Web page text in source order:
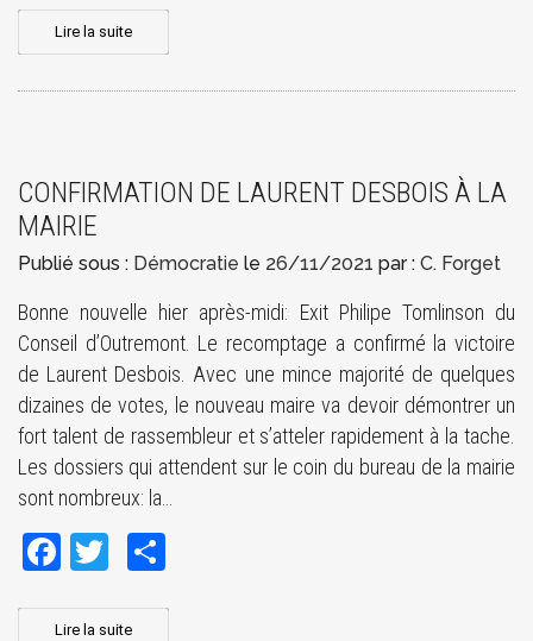
Lire la suite
CONFIRMATION DE LAURENT DESBOIS À LA
MAIRIE
Publié sous : Démocratie le 26/11/2021 par : C. Forget
Bonne nouvelle hier après-midi: Exit Philipe Tomlinson du
Conseil d’Outremont. Le recomptage a confirmé la victoire
de Laurent Desbois. Avec une mince majorité de quelques
dizaines de votes, le nouveau maire va devoir démontrer un
fort talent de rassembleur et s’atteler rapidement à la tache.
Les dossiers qui attendent sur le coin du bureau de la mairie
sont nombreux: la…
FacebookTwitter
Lire la suite